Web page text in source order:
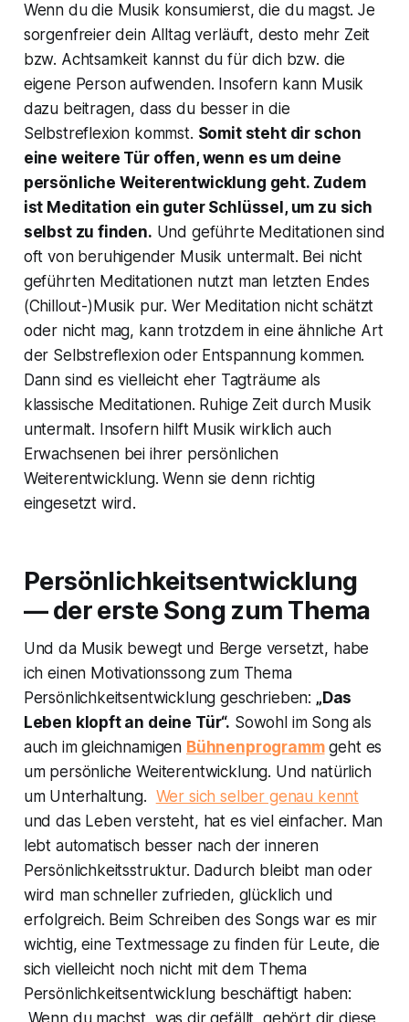
Wenn du die Musik konsumierst, die du magst. Je
sorgenfreier dein Alltag verläuft, desto mehr Zeit
bzw. Achtsamkeit kannst du für dich bzw. die
eigene Person aufwenden. Insofern kann Musik
dazu beitragen, dass du besser in die
Selbstreflexion kommst. Somit steht dir schon
eine weitere Tür offen, wenn es um deine
persönliche Weiterentwicklung geht. Zudem
ist Meditation ein guter Schlüssel, um zu sich
selbst zu finden. Und geführte Meditationen sind
oft von beruhigender Musik untermalt. Bei nicht
geführten Meditationen nutzt man letzten Endes
(Chillout-)Musik pur. Wer Meditation nicht schätzt
oder nicht mag, kann trotzdem in eine ähnliche Art
der Selbstreflexion oder Entspannung kommen.
Dann sind es vielleicht eher Tagträume als
klassische Meditationen. Ruhige Zeit durch Musik
untermalt. Insofern hilft Musik wirklich auch
Erwachsenen bei ihrer persönlichen
Weiterentwicklung. Wenn sie denn richtig
eingesetzt wird.
Persönlichkeitsentwicklung
— der erste Song zum Thema
Und da Musik bewegt und Berge versetzt, habe
ich einen Motivationssong zum Thema
Persönlichkeitsentwicklung geschrieben: „Das
Leben klopft an deine Tür“. Sowohl im Song als
auch im gleichnamigen Bühnenprogrammgeht es
um persönliche Weiterentwicklung. Und natürlich
um Unterhaltung. Wer sich selber genau kennt
und das Leben versteht, hat es viel einfacher. Man
lebt automatisch besser nach der inneren
Persönlichkeitsstruktur. Dadurch bleibt man oder
wird man schneller zufrieden, glücklich und
erfolgreich. Beim Schreiben des Songs war es mir
wichtig, eine Textmessage zu finden für Leute, die
sich vielleicht noch nicht mit dem Thema
Persönlichkeitsentwicklung beschäftigt haben: